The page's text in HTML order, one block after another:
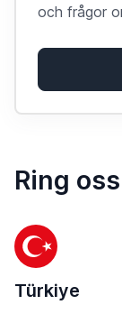
och frågor
Ring oss
Türkiye